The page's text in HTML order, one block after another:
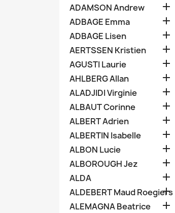
ADAMSON Andrew 
ADBAGE Emma 
ADBAGE Lisen 
AERTSSEN Kristien 
AGUSTI Laurie 
AHLBERG Allan 
ALADJIDI Virginie 
ALBAUT Corinne 
ALBERT Adrien 
ALBERTIN Isabelle 
ALBON Lucie 
ALBOROUGH Jez 
ALDA 
ALDEBERT Maud Roegiers

ALEMAGNA Beatrice 